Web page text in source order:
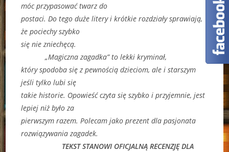
móc przypasować twarz do
postaci. Do tego duże litery i krótkie rozdziały sprawiają,
że pociechy szybko
się nie zniechęcą.
„Magiczna zagadka” to lekki kryminał,
który spodoba się z pewnością dzieciom, ale i starszym
jeśli tylko lubi się
takie historie. Opowieść czyta się szybko i przyjemnie, jest
lepiej niż było za
pierwszym razem. Polecam jako prezent dla pasjonata
rozwiązywania zagadek.
TEKST STANOWI OFICJALNĄ RECENZJĘ DLA